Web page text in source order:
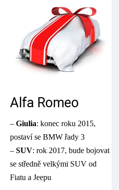
Alfa Romeo
– Giulia: konec roku 2015,
postaví se BMW řady 3
– SUV: rok 2017, bude bojovat
se středně velkými SUV od
Fiatu a Jeepu